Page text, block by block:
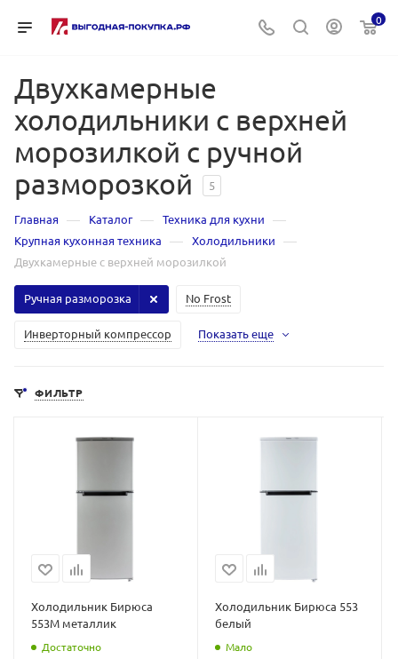
0
Двухкамерные
холодильники с верхней
морозилкой с ручной
разморозкой
5
Главная — Каталог — Техника для кухни —
Крупная кухонная техника — Холодильники —
Двухкамерные с верхней морозилкой
No Frost
Ручная разморозка
Инверторный компрессор Показать еще
ФИЛЬТР
Холодильник Бирюса
553M металлик
Достаточно
Холодильник Бирюса 553
белый
Мало